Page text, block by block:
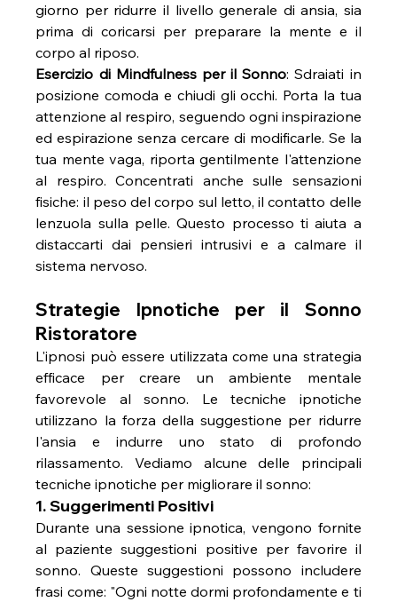
giorno per ridurre il livello generale di ansia, sia
prima di coricarsi per preparare la mente e il
corpo al riposo.
Esercizio di Mindfulness per il Sonno: Sdraiati in
posizione comoda e chiudi gli occhi. Porta la tua
attenzione al respiro, seguendo ogni inspirazione
ed espirazione senza cercare di modificarle. Se la
tua mente vaga, riporta gentilmente l'attenzione
al respiro. Concentrati anche sulle sensazioni
fisiche: il peso del corpo sul letto, il contatto delle
lenzuola sulla pelle. Questo processo ti aiuta a
distaccarti dai pensieri intrusivi e a calmare il
sistema nervoso.
Strategie Ipnotiche per il Sonno
Ristoratore
L'ipnosi può essere utilizzata come una strategia
efficace per creare un ambiente mentale
favorevole al sonno. Le tecniche ipnotiche
utilizzano la forza della suggestione per ridurre
l'ansia e indurre uno stato di profondo
rilassamento. Vediamo alcune delle principali
tecniche ipnotiche per migliorare il sonno:
1. Suggerimenti Positivi
Durante una sessione ipnotica, vengono fornite
al paziente suggestioni positive per favorire il
sonno. Queste suggestioni possono includere
frasi come: "Ogni notte dormi profondamente e ti